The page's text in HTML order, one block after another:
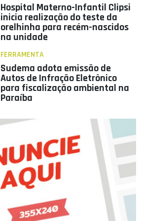
Hospital Materno-Infantil Clipsi
inicia realização do teste da
orelhinha para recém-nascidos
na unidade
FERRAMENTA
Sudema adota emissão de
Autos de Infração Eletrônico
para fiscalização ambiental na
Paraíba